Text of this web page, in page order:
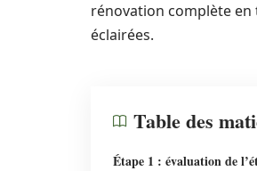
rénovation complète
éclairées.
Table des
Étape 1 : évaluation de